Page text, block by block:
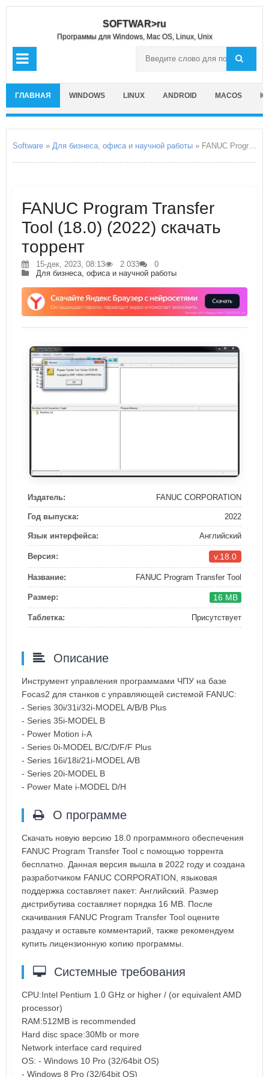
SOFTWAR>ru
Программы для Windows, Mac OS, Linux, Unix
ГЛАВНАЯ WINDOWS LINUX ANDROID MACOS
Software » Для бизнеса, офиса и научной работы » FANUC Program Transfer Tool
FANUC Program Transfer
Tool (18.0) (2022) скачать
торрент
15-дек, 2023, 08:13 2 033
0
Для бизнеса, офиса и научной работы
Издатель: FANUC CORPORATION
Год выпуска: 2022
Язык интерфейса: Английский
Версия: v.18.0
Название: FANUC Program Transfer Tool
Размер: 16 MB
Таблетка: Присутствует
Описание
Инструмент управления программами ЧПУ на базе
Focas2 для станков с управляющей системой FANUC:
- Series 30i/31i/32i-MODEL A/B/B Plus
- Series 35i-MODEL B
- Power Motion i-A
- Series 0i-MODEL B/C/D/F/F Plus
- Series 16i/18i/21i-MODEL A/B
- Series 20i-MODEL B
- Power Mate i-MODEL D/H
О программе
Скачать новую версию 18.0 программного обеспечения
FANUC Program Transfer Tool с помощью торрента
бесплатно. Данная версия вышла в 2022 году и создана
разработчиком FANUC CORPORATION, языковая
поддержка составляет пакет: Английский. Размер
дистрибутива составляет порядка 16 MB. После
скачивания FANUC Program Transfer Tool оцените
раздачу и оставьте комментарий, также рекомендуем
купить лицензионную копию программы.
Системные требования
CPU:Intel Pentium 1.0 GHz or higher / (or equivalent AMD
processor)
RAM:512MB is recommended
Hard disc space:30Mb or more
Network interface card required
OS: - Windows 10 Pro (32/64bit OS)
- Windows 8 Pro (32/64bit OS)